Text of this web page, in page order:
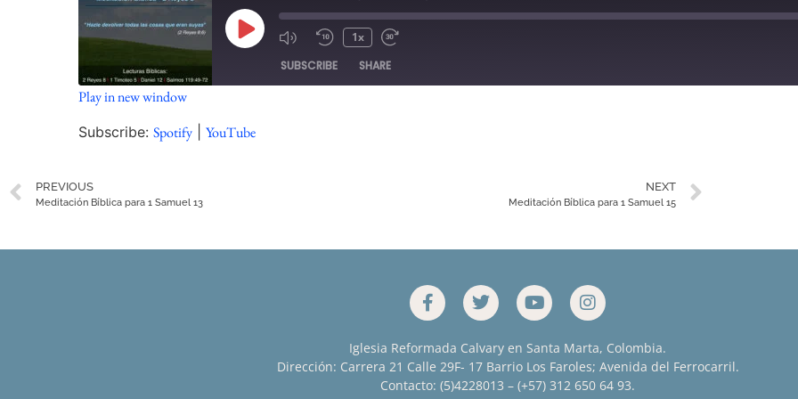
1x
SUBSCRIBE SHARE
SHARE
EMBED
Play in new window
Subscribe:Spotify |YouTube
PREVIOUS
Meditación Bíblica para 1 Samuel 13
NEXT
Meditación Bíblica para 1 Samuel 15
Iglesia Reformada Calvary en Santa Marta, Colombia.
Dirección: Carrera 21 Calle 29F- 17 Barrio Los Faroles; Avenida del Ferrocarril.
Contacto: (5)4228013 – (+57) 312 650 64 93.